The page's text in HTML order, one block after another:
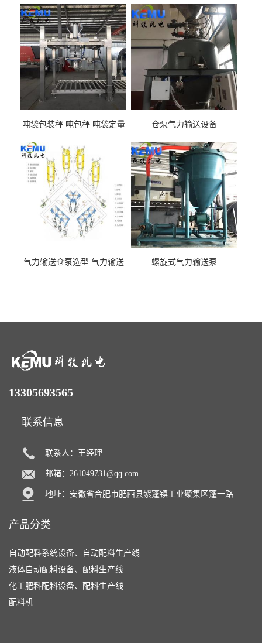
吨袋包装秤 吨包秤 吨袋定量
仓泵气力输送设备
气力输送仓泵选型 气力输送
螺旋式气力输送泵
13305693565
联系信息
联系人：王经理
邮箱： 261049731@qq.com
地址：安徽省合肥市肥西县紫蓬镇工业聚集区蓬一路
产品分类
自动配料系统设备、自动配料生产线
液体自动配料设备、配料生产线
化工肥料配料设备、配料生产线
配料机